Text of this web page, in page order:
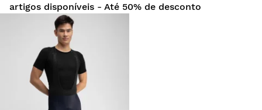
artigos disponíveis - Até 50% de desconto